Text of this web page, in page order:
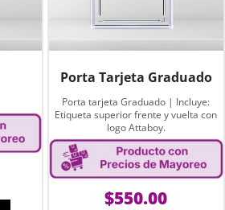
Porta Tarjeta Graduado
Porta tarjeta Graduado | Incluye:
Etiqueta superior frente y vuelta con
logo Attaboy.
$550.00